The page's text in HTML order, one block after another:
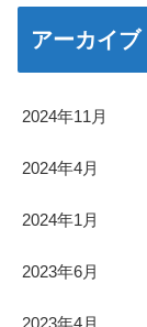
アーカイブ
2024年11月
2024年4月
2024年1月
2023年6月
2023年4月